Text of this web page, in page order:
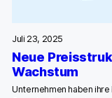
Juli 23, 2025
Neue
Wachstum
Unternehmen haben